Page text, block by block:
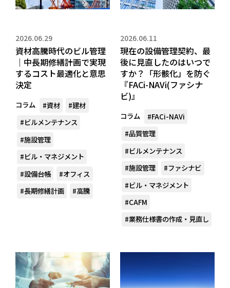
2026.06.29
資材高騰時代のビル管理
｜中長期修繕計画で実現
するコスト最適化と意思
決定
コラム #資材
#建材
#ビルメンテナンス
#施設管理
#ビル・マネジメント
#設備台帳
#オフィス
#長期修繕計画
#高騰
2026.06.11
現在の設備管理契約、最
後に見直したのはいつで
すか？「形骸化」を防ぐ
『FACi-NAVi(ファシナ
ビ)』
コラム
#FACi-NAVi
#品質管理
#ビルメンテナンス
#施設管理
#ファシナビ
#ビル・マネジメント
#CAFM
#業務仕様書の作成・見直し